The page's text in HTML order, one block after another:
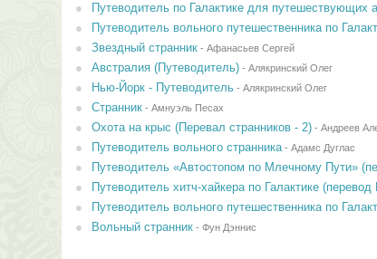
Путеводитель по Галактике для путешествующих
Путеводитель вольного путешественника по
Звездный странник- Афанасьев Сергей
Австралия (Путеводитель)- Алякринский Олег
Нью-Йорк - Путеводитель- Алякринский Олег
Странник- Амнуэль Песах
Охота на крыс (Перевал странников - 2)- Андреев
Путеводитель вольного странника- Адамс Дуглас
Путеводитель «Автостопом по Млечному Пути»
Путеводитель хитч-хайкера по Галактике
Путеводитель вольного путешественника по
Вольный странник- Фун Дэннис